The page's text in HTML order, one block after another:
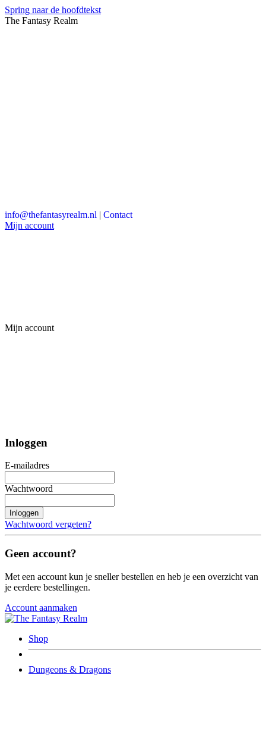
Spring naar de hoofdtekst
The Fantasy Realm
info@thefantasyrealm.nl | Contact
Mijn account
Mijn account
Inloggen
E-mailadres
Wachtwoord
Inloggen
Wachtwoord vergeten?
Geen account?
Met een account kun je sneller bestellen en heb je een overzicht van
je eerdere bestellingen.
Account aanmaken
Shop
Dungeons & Dragons